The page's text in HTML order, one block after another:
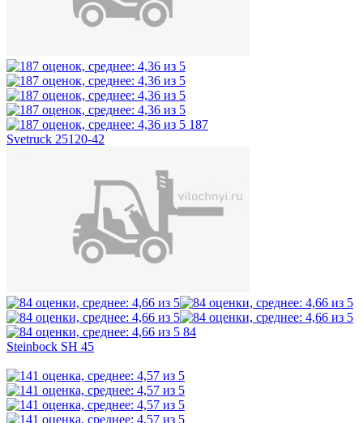
187
Svetruck 25120-42
84
Steinbock SH 45